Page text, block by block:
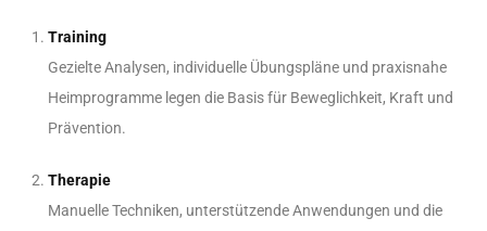
Training
Gezielte Analysen, individuelle Übungspläne und praxisnahe
Heimprogramme legen die Basis für Beweglichkeit, Kraft und
Prävention.
Therapie
Manuelle Techniken, unterstützende Anwendungen und die